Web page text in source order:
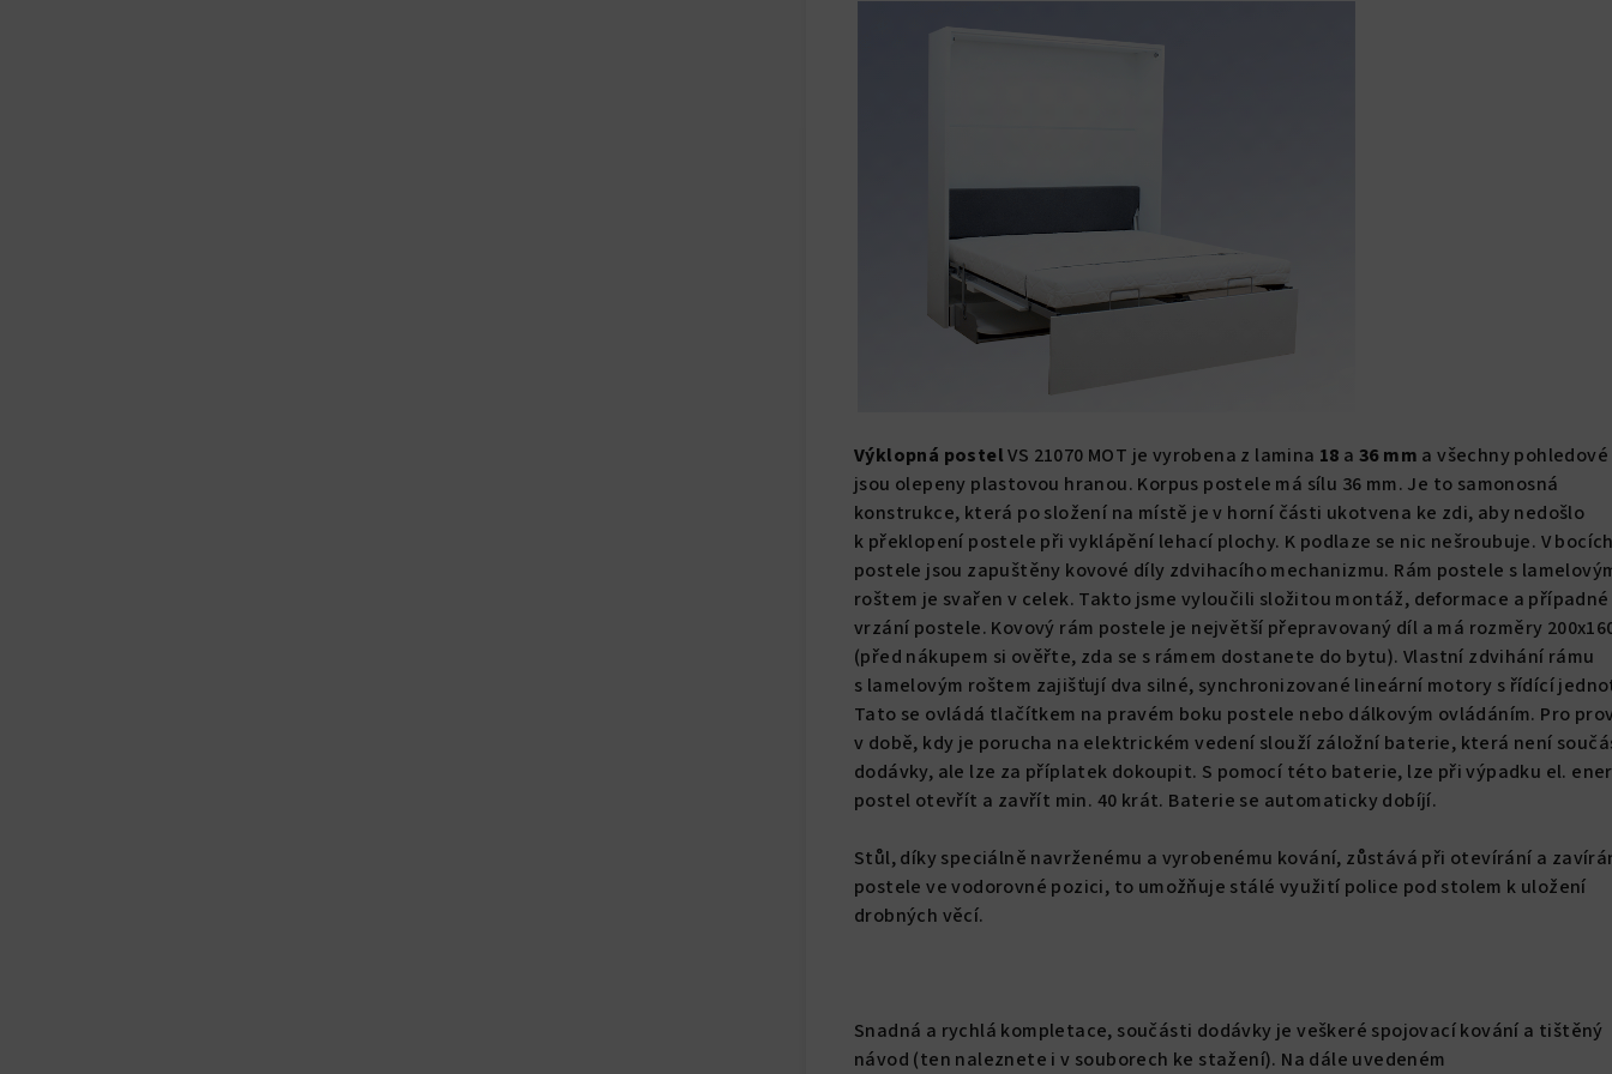
Výklopná postelVS 21070 MOT je vyrobena z lamina 18 a36 mm a všechny
jsou olepeny plastovou hranou. Korpus postele má sílu 36 mm. Je to samonosná
konstrukce, která po složení na místě je v horní části ukotvena ke zdi, aby nedošlo
k překlopení postele při vyklápění lehací plochy. K podlaze se nic nešroubuje. V
postele jsou zapuštěny kovové díly zdvihacího mechanizmu. Rám postele s
roštem je svařen v celek. Takto jsme vyloučili složitou montáž, deformace a případné
vrzání postele. Kovový rám postele je největší přepravovaný díl a má rozměry
(před nákupem si ověřte, zda se s rámem dostanete do bytu). Vlastní zdvihání rámu
s lamelovým roštem zajišťují dva silné, synchronizované lineární motory s řídící
Tato se ovládá tlačítkem na pravém boku postele nebo dálkovým ovládáním. Pro
v době, kdy je porucha na elektrickém vedení slouží záložní baterie, která není
dodávky, ale lze za příplatek dokoupit. S pomocí této baterie, lze při výpadku el.
postel otevřít a zavřít min. 40 krát. Baterie se automaticky dobíjí.
Stůl, díky speciálně navrženému a vyrobenému kování, zůstává při otevírání a
postele ve vodorovné pozici, to umožňuje stálé využití police pod stolem k uložení
drobných věcí.
Snadná a rychlá kompletace, součásti dodávky je veškeré spojovací kování a tištěný
návod (ten naleznete i v souborech ke stažení). Na dále uvedeném